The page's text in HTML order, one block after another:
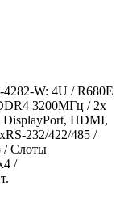
W: 4U / R680E
3200МГц / 2x
HDMI,
232/422/485 /
/ Слоты
/